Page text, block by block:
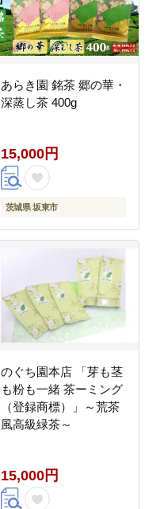
あらき園 銘茶 郷の華・
深蒸し茶 400g
15,000円
茨城県 坂東市
のぐち園本店 「芽も茎
も粉も一緒 茶ーミング
（登録商標）」～荒茶
風高級緑茶～
15,000円